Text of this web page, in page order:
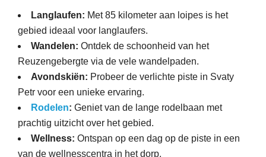
Langlaufen: Met 85 kilometer aan loipes is het
gebied ideaal voor langlaufers.
Wandelen: Ontdek de schoonheid van het
Reuzengebergte via de vele wandelpaden.
Avondskiën: Probeer de verlichte piste in Svaty
Petr voor een unieke ervaring.
Rodelen: Geniet van de lange rodelbaan met
prachtig uitzicht over het gebied.
Wellness: Ontspan op een dag op de piste in een
van de wellnesscentra in het dorp.